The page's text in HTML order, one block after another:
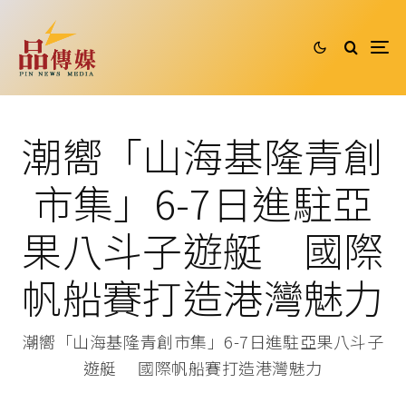
潮嚮「山海基隆青創
市集」6-7日進駐亞
果八斗子遊艇 國際
帆船賽打造港灣魅力
潮嚮「山海基隆青創市集」6-7日進駐亞果八斗子
遊艇 國際帆船賽打造港灣魅力